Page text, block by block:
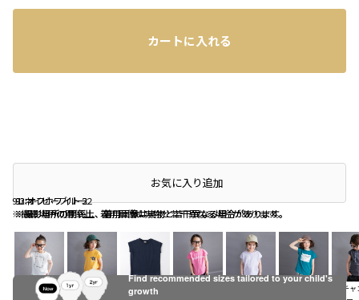
91:ネイビーブルー２
※撮影場所の関係上、着用画像は実物と若干異なる場合があります。
92:オフホワイト２
※撮影場所の関係上、着用画像は実物と若干異なる場合があります。
93:オフホワイト３
※撮影場所の関係上、着用画像は実物と若干異なる場合があります。
03:オフホワイ
13:カラシ
22:ネイビーブ
78:チ
カートに入れる
店頭在庫を確認するお気に入り追加
Find recommended sizes tailored to your child's
growth